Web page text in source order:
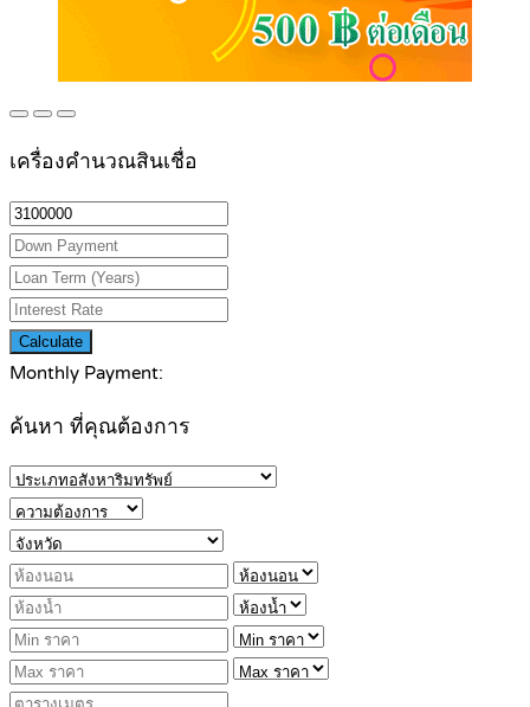
เครื่องคำนวณสินเชื่อ
Calculate
Monthly Payment:
ค้นหา ที่คุณต้องการ